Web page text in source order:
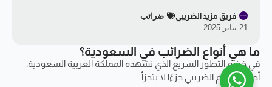
فريق مزيد الضريبي
ضرائب
21 يناير 2025
ما هي أنواع الضرائب في السعودية؟
في خضم التطور السريع الذي تشهده المملكة العربية السعودية،
أصبح النظام الضريبي جزءًا لا يتجزأ